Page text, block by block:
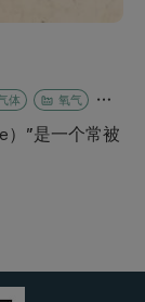
体 氧气
）”是一个常被